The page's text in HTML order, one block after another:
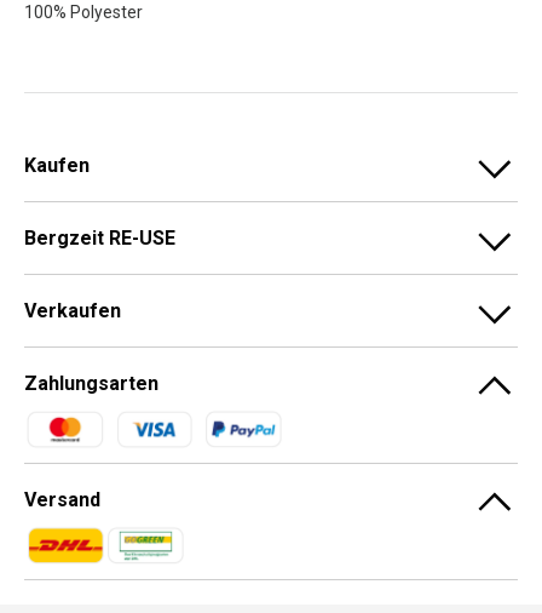
100% Polyester
Kaufen
Bergzeit RE-USE
Verkaufen
Zahlungsarten
Zahlungsmethoden
Versand
Zahlungsmethoden